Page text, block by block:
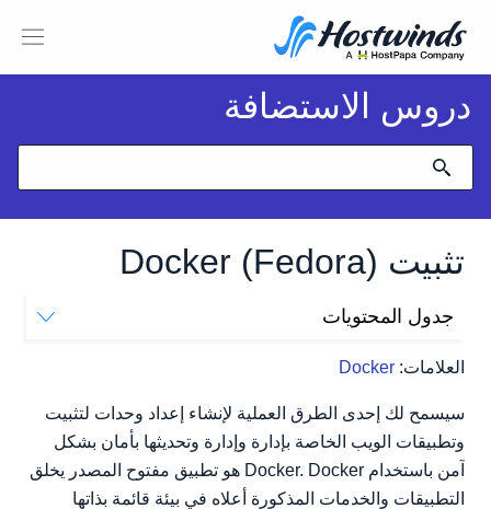
دروس الاستضافة
تثبيت Docker (Fedora)
العلامات: Docker
جدول المحتويات
سيسمح لك إحدى الطرق العملية لإنشاء إعداد وحدات لتثبيت
وتطبيقات الويب الخاصة بإدارة وإدارة وتحديثها بأمان بشكل
آمن باستخدام Docker. Docker هو تطبيق مفتوح المصدر يخلق
التطبيقات والخدمات المذكورة أعلاه في بيئة قائمة بذاتها